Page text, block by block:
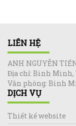
LIÊN HỆ
ANH NGUYỄN
Địa chỉ: Bình Minh,
Văn phòng: Bình
DỊCH VỤ
Thiết kế website